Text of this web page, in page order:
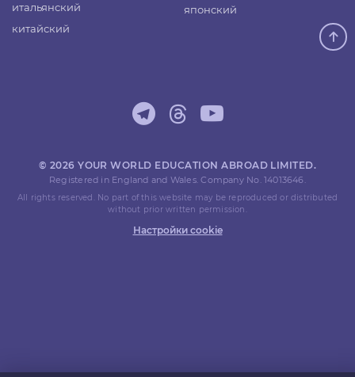
итальянский
китайский
японский
© 2026 YOUR WORLD EDUCATION ABROAD LIMITED.
Registered in England and Wales. Company No. 14013646.
All rights reserved. No part of this website may be reproduced or distributed
without prior written permission.
Настройки cookie